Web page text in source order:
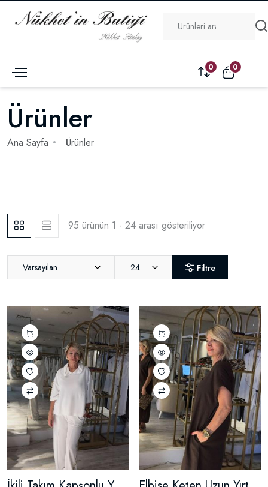
0 0
Ürünler
Ana Sayfa Ürünler
95 ürünün 1 - 24 arası gösteriliyor
Varsayılan 24 Filtre